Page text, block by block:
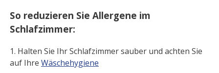
So reduzieren Sie Allergene im
Schlafzimmer:
1. Halten Sie Ihr Schlafzimmer sauber und achten Sie
auf Ihre Wäschehygiene